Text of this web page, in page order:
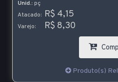
Unid.: pç
Atacado: R$ 4,15
Varejo: R$ 8,30
Produto(s)